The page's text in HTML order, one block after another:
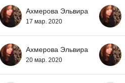
Ахмерова Эльвира
17 мар. 2020
Ахмерова Эльвира
20 мар. 2020